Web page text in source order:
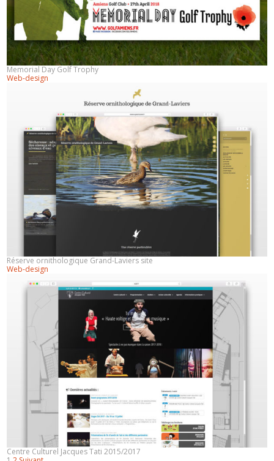
Memorial Day Golf Trophy
Web-design
Réserve ornithologique Grand-Laviers site
Web-design
Centre Culturel Jacques Tati 2015/2017